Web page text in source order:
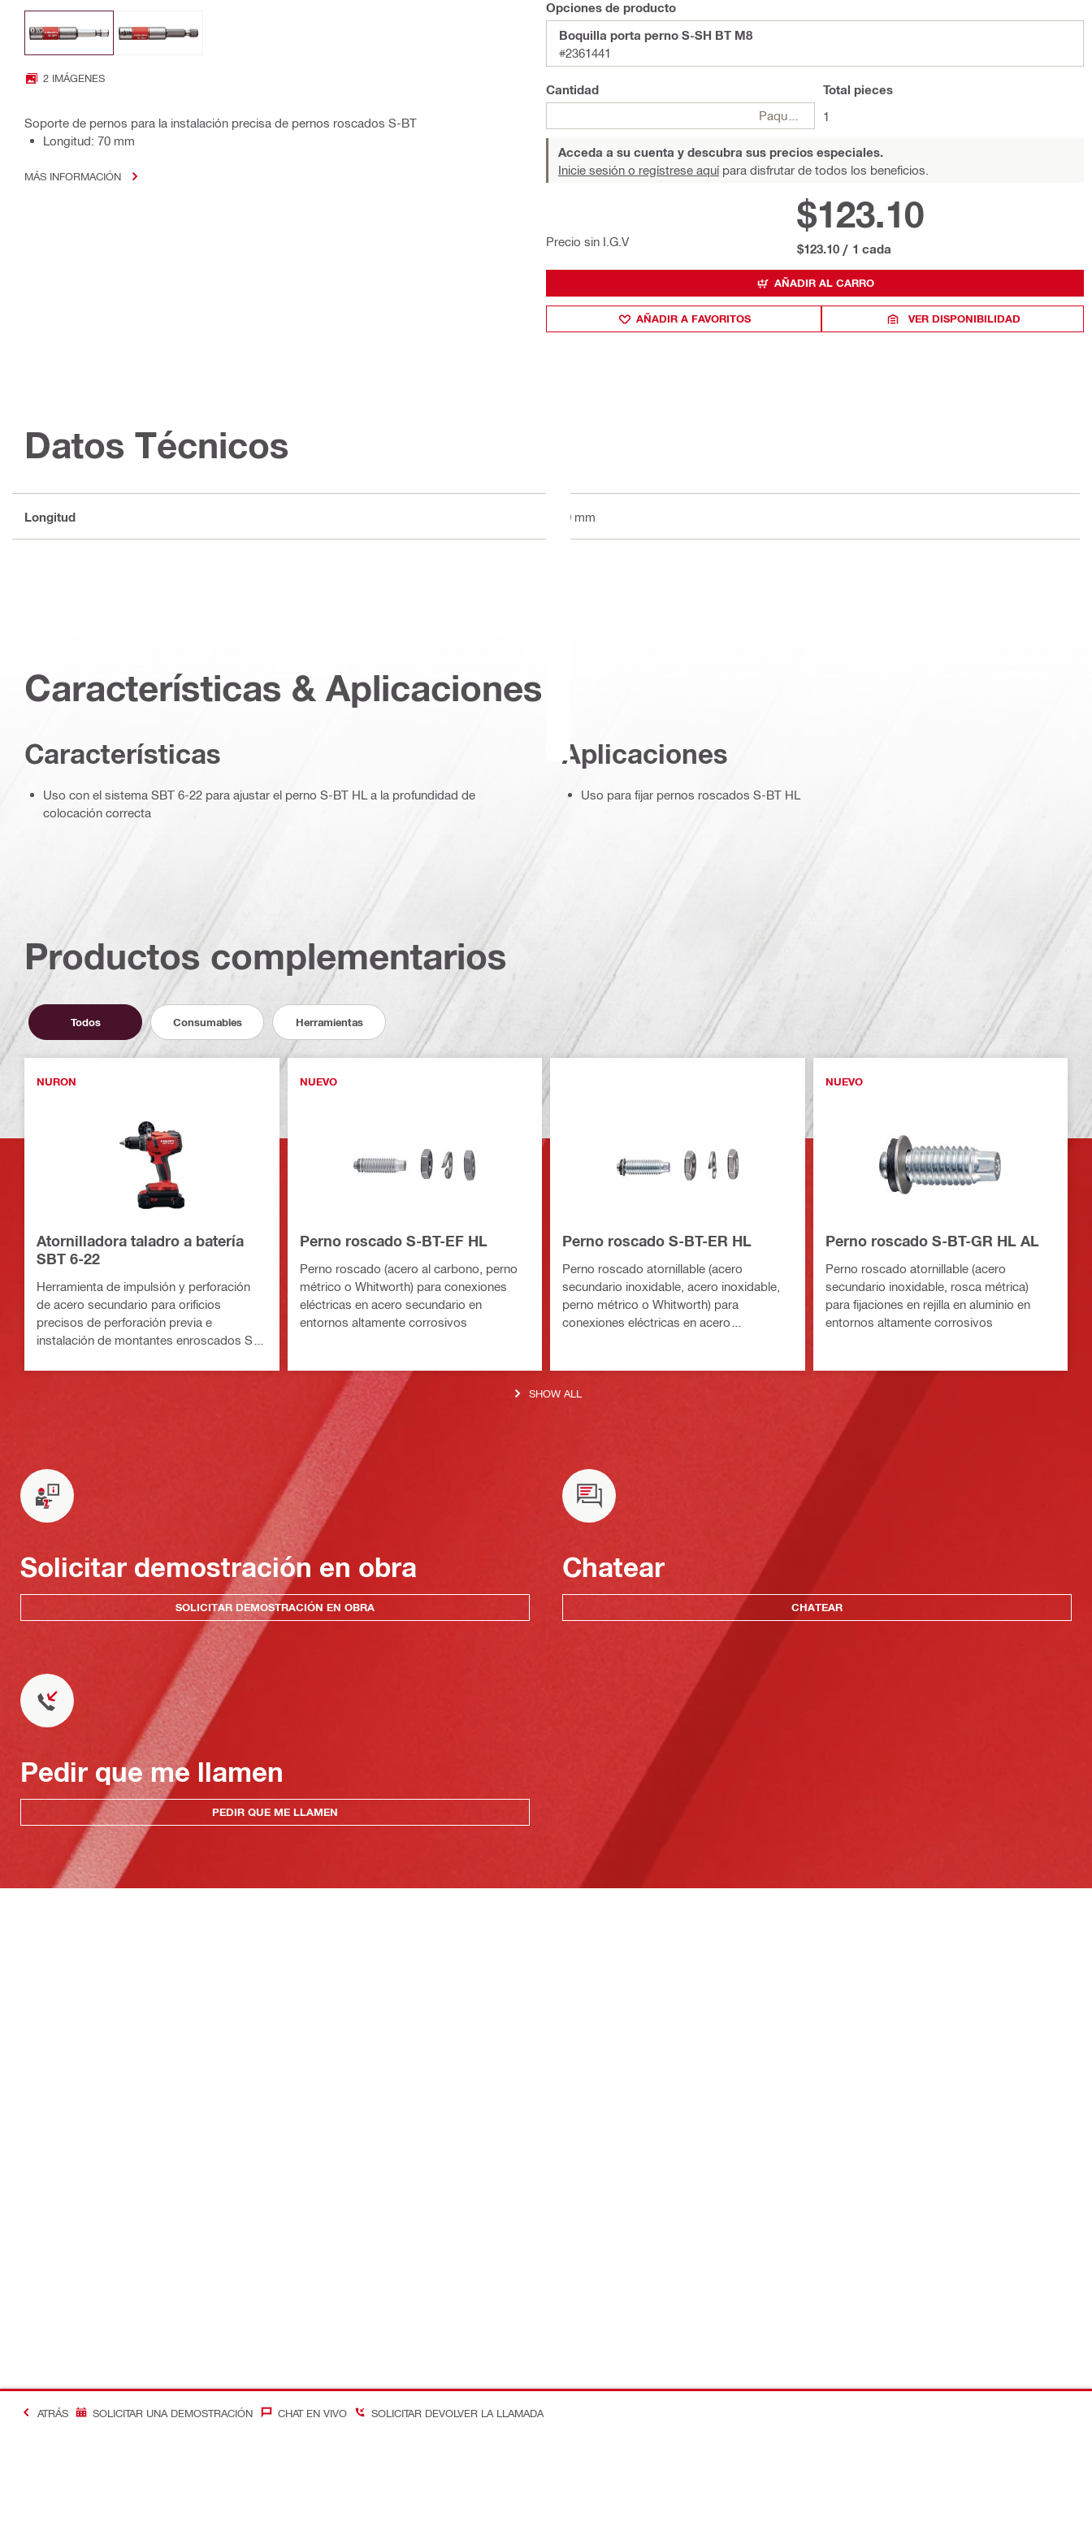
2 IMÁGENES
Soporte de pernos para la instalación precisa de pernos roscados S-BT
Longitud: 70 mm
MÁS INFORMACIÓN
Opciones de producto
Boquilla porta perno S-SH BT M8
#2361441
Cantidad
Paquetes
Total pieces
1
Acceda a su cuenta y descubra sus precios especiales.
Inicie sesión o regístrese aquípara disfrutar de todos los beneficios.
Precio sin I.G.V
$123.10
$123.10 / 1 cada
AÑADIR AL CARRO
AÑADIR A FAVORITOS VER DISPONIBILIDAD
Datos Técnicos
Longitud 70 mm
Características & Aplicaciones
Caracterí­sticas
Uso con el sistema SBT 6-22 para ajustar el perno S-BT HL a la profundidad de
colocación correcta
Aplicaciones
Uso para fijar pernos roscados S-BT HL
Productos complementarios
Todos Consumables Herramientas
NURON
Atornilladora taladro a batería
SBT 6-22
Herramienta de impulsión y perforación
de acero secundario para orificios
precisos de perforación previa e
instalación de montantes enroscados S-
NUEVO
Perno roscado S-BT-EF HL
Perno roscado (acero al carbono, perno
métrico o Whitworth) para conexiones
eléctricas en acero secundario en
entornos altamente corrosivos
Perno roscado S-BT-ER HL
Perno roscado atornillable (acero
secundario inoxidable, acero inoxidable,
perno métrico o Whitworth) para
conexiones eléctricas en acero
NUEVO
Perno roscado S-BT-GR HL AL
Perno roscado atornillable (acero
secundario inoxidable, rosca métrica)
para fijaciones en rejilla en aluminio en
entornos altamente corrosivos
SHOW ALL
Solicitar demostración en obra
SOLICITAR DEMOSTRACIÓN EN OBRA
Chatear
CHATEAR
Pedir que me llamen
PEDIR QUE ME LLAMEN
ATRÁS SOLICITAR UNA DEMOSTRACIÓN CHAT EN VIVO SOLICITAR DEVOLVER LA LLAMADA